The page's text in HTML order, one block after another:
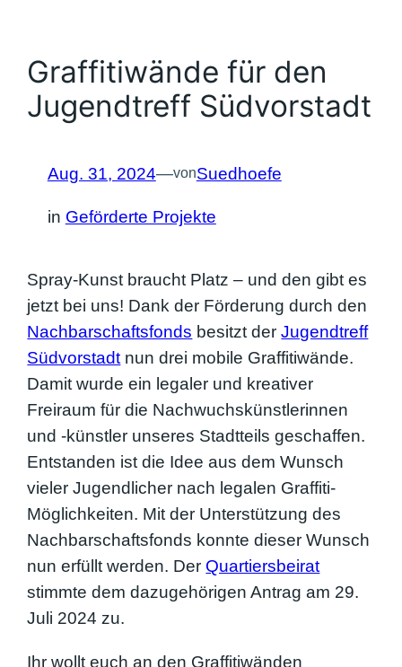
Graffitiwände für den
Jugendtreff Südvorstadt
Aug. 31, 2024—vonSuedhoefe
in Geförderte Projekte
Spray-Kunst braucht Platz – und den gibt es
jetzt bei uns! Dank der Förderung durch den
Nachbarschaftsfonds besitzt derJugendtreff
Südvorstadtnun drei mobile Graffitiwände.
Damit wurde ein legaler und kreativer
Freiraum für die Nachwuchskünstlerinnen
und -künstler unseres Stadtteils geschaffen.
Entstanden ist die Idee aus dem Wunsch
vieler Jugendlicher nach legalen Graffiti-
Möglichkeiten. Mit der Unterstützung des
Nachbarschaftsfonds konnte dieser Wunsch
nun erfüllt werden. Der Quartiersbeirat
stimmte dem dazugehörigen Antrag am 29.
Juli 2024 zu.
Ihr wollt euch an den Graffitiwänden